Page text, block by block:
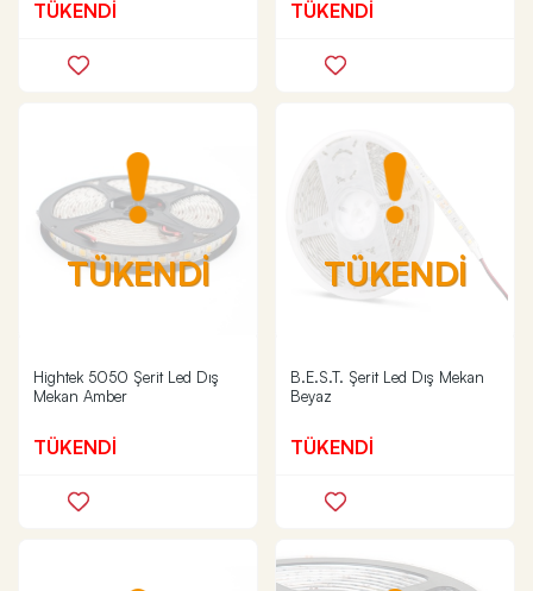
TÜKENDİ TÜKENDİ
TÜKENDİ
Hightek 5050 Şerit Led Dış
Mekan Amber
TÜKENDİ
TÜKENDİ
B.E.S.T. Şerit Led Dış Mekan
Beyaz
TÜKENDİ